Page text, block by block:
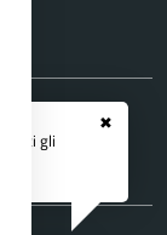
✖
tutti gli